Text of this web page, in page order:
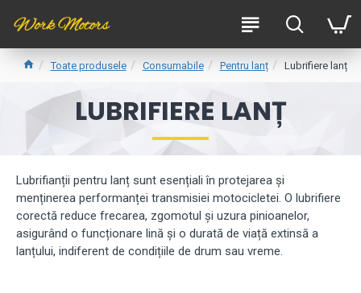
Toate produsele Consumabile Pentru lanț Lubrifiere lanț
LUBRIFIERE LANȚ
Lubrifianții pentru lanț sunt esențiali în protejarea și
menținerea performanței transmisiei motocicletei. O lubrifiere
corectă reduce frecarea, zgomotul și uzura pinioanelor,
asigurând o funcționare lină și o durată de viață extinsă a
lanțului, indiferent de condițiile de drum sau vreme.